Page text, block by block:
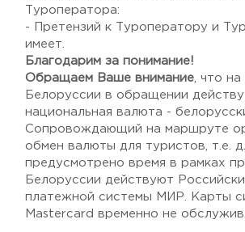
Туроператора:
- Претензий к Туроператору и
имеет.
Благодарим за понимание!
Обращаем Ваше внимание , что
Белоруссии в обращении
национальная валюта -
Сопровождающий на маршруте
обмен валюты для туристов, т.е.
предусмотрено время в рамках
Белоруссии действуют
платежной системы МИР. Карты
Mastercard временно не